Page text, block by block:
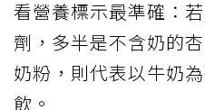
看營養標示最準確：
劑，多半是不含奶的
奶粉，則代表以牛奶
飲。